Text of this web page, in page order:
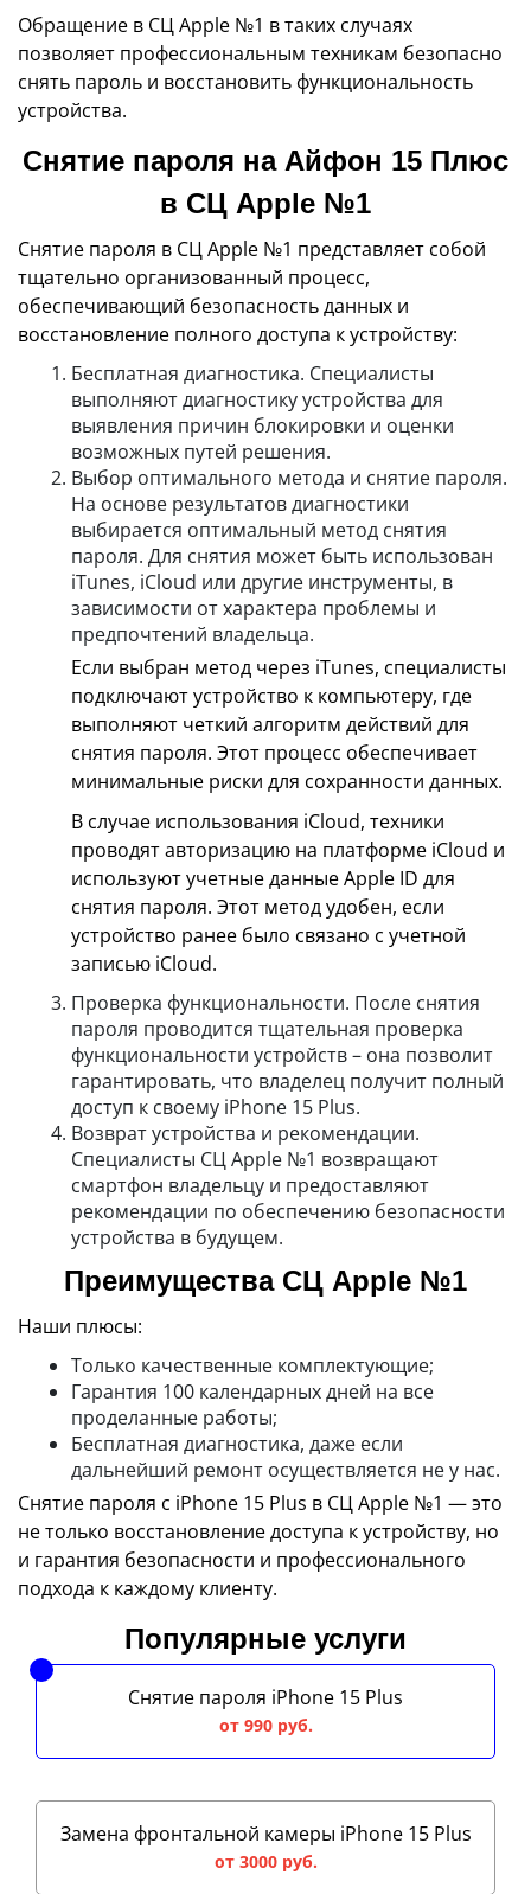
Обращение в СЦ Apple №1 в таких случаях
позволяет профессиональным техникам безопасно
снять пароль и восстановить функциональность
устройства.
Снятие пароля на Айфон 15 Плюс
в СЦ Apple №1
Снятие пароля в СЦ Apple №1 представляет собой
тщательно организованный процесс,
обеспечивающий безопасность данных и
восстановление полного доступа к устройству:
Бесплатная диагностика. Специалисты
выполняют диагностику устройства для
выявления причин блокировки и оценки
возможных путей решения.
Выбор оптимального метода и снятие пароля.
На основе результатов диагностики
выбирается оптимальный метод снятия
пароля. Для снятия может быть использован
iTunes, iCloud или другие инструменты, в
зависимости от характера проблемы и
предпочтений владельца.
Если выбран метод через iTunes, специалисты
подключают устройство к компьютеру, где
выполняют четкий алгоритм действий для
снятия пароля. Этот процесс обеспечивает
минимальные риски для сохранности данных.
В случае использования iCloud, техники
проводят авторизацию на платформе iCloud и
используют учетные данные Apple ID для
снятия пароля. Этот метод удобен, если
устройство ранее было связано с учетной
записью iCloud.
Проверка функциональности. После снятия
пароля проводится тщательная проверка
функциональности устройств – она позволит
гарантировать, что владелец получит полный
доступ к своему iPhone 15 Plus.
Возврат устройства и рекомендации.
Специалисты СЦ Apple №1 возвращают
смартфон владельцу и предоставляют
рекомендации по обеспечению безопасности
устройства в будущем.
Преимущества СЦ Apple №1
Наши плюсы:
Только качественные комплектующие;
Гарантия 100 календарных дней на все
проделанные работы;
Бесплатная диагностика, даже если
дальнейший ремонт осуществляется не у нас.
Снятие пароля с iPhone 15 Plus в СЦ Apple №1 — это
не только восстановление доступа к устройству, но
и гарантия безопасности и профессионального
подхода к каждому клиенту.
Популярные услуги
Снятие пароля iPhone 15 Plus
от 990 руб.
Замена фронтальной камеры iPhone 15 Plus
от 3000 руб.